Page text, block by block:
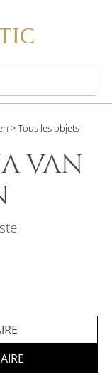
>Tous les objets
VAN